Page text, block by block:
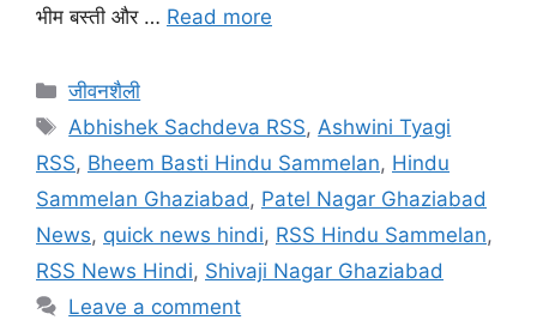
भीम बस्ती और … Read more
जीवनशैली
Abhishek Sachdeva RSS, Ashwini Tyagi
RSS, Bheem Basti Hindu Sammelan, Hindu
Sammelan Ghaziabad , Patel Nagar Ghaziabad
News, quick news hindi, RSS Hindu Sammelan,
RSS News Hindi, Shivaji Nagar Ghaziabad
Leave a comment